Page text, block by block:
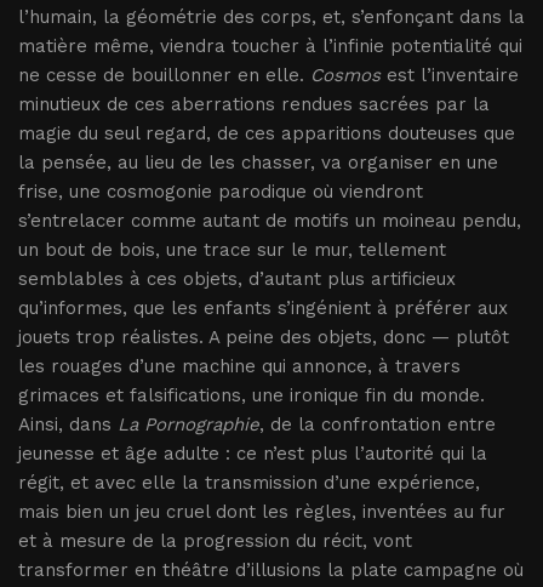
l’humain, la géométrie des corps, et, s’enfonçant dans la
matière même, viendra toucher à l’infinie potentialité qui
ne cesse de bouillonner en elle. Cosmosest l’inventaire
minutieux de ces aberrations rendues sacrées par la
magie du seul regard, de ces apparitions douteuses que
la pensée, au lieu de les chasser, va organiser en une
frise, une cosmogonie parodique où viendront
s’entrelacer comme autant de motifs un moineau pendu,
un bout de bois, une trace sur le mur, tellement
semblables à ces objets, d’autant plus artificieux
qu’informes, que les enfants s’ingénient à préférer aux
jouets trop réalistes. A peine des objets, donc — plutôt
les rouages d’une machine qui annonce, à travers
grimaces et falsifications, une ironique fin du monde.
Ainsi, dans La Pornographie, de la confrontation entre
jeunesse et âge adulte : ce n’est plus l’autorité qui la
régit, et avec elle la transmission d’une expérience,
mais bien un jeu cruel dont les règles, inventées au fur
et à mesure de la progression du récit, vont
transformer en théâtre d’illusions la plate campagne où